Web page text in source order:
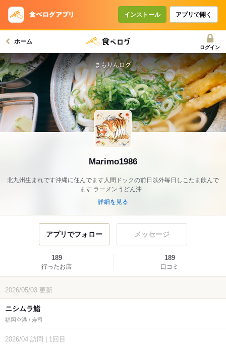
インストール アプリで開く
ホーム
ログイン
Marimo1986
北九州生まれです沖縄に住んでます人間ドックの前日以外毎日しこたま飲んで
ます ラーメンうどん沖...
詳細を見る
まもりんログ
アプリでフォロー メッセージ
189
行ったお店
189
口コミ
2026/05/03 更新
ニシムラ鮨
福岡空港 / 寿司
2026/04 訪問 1回目